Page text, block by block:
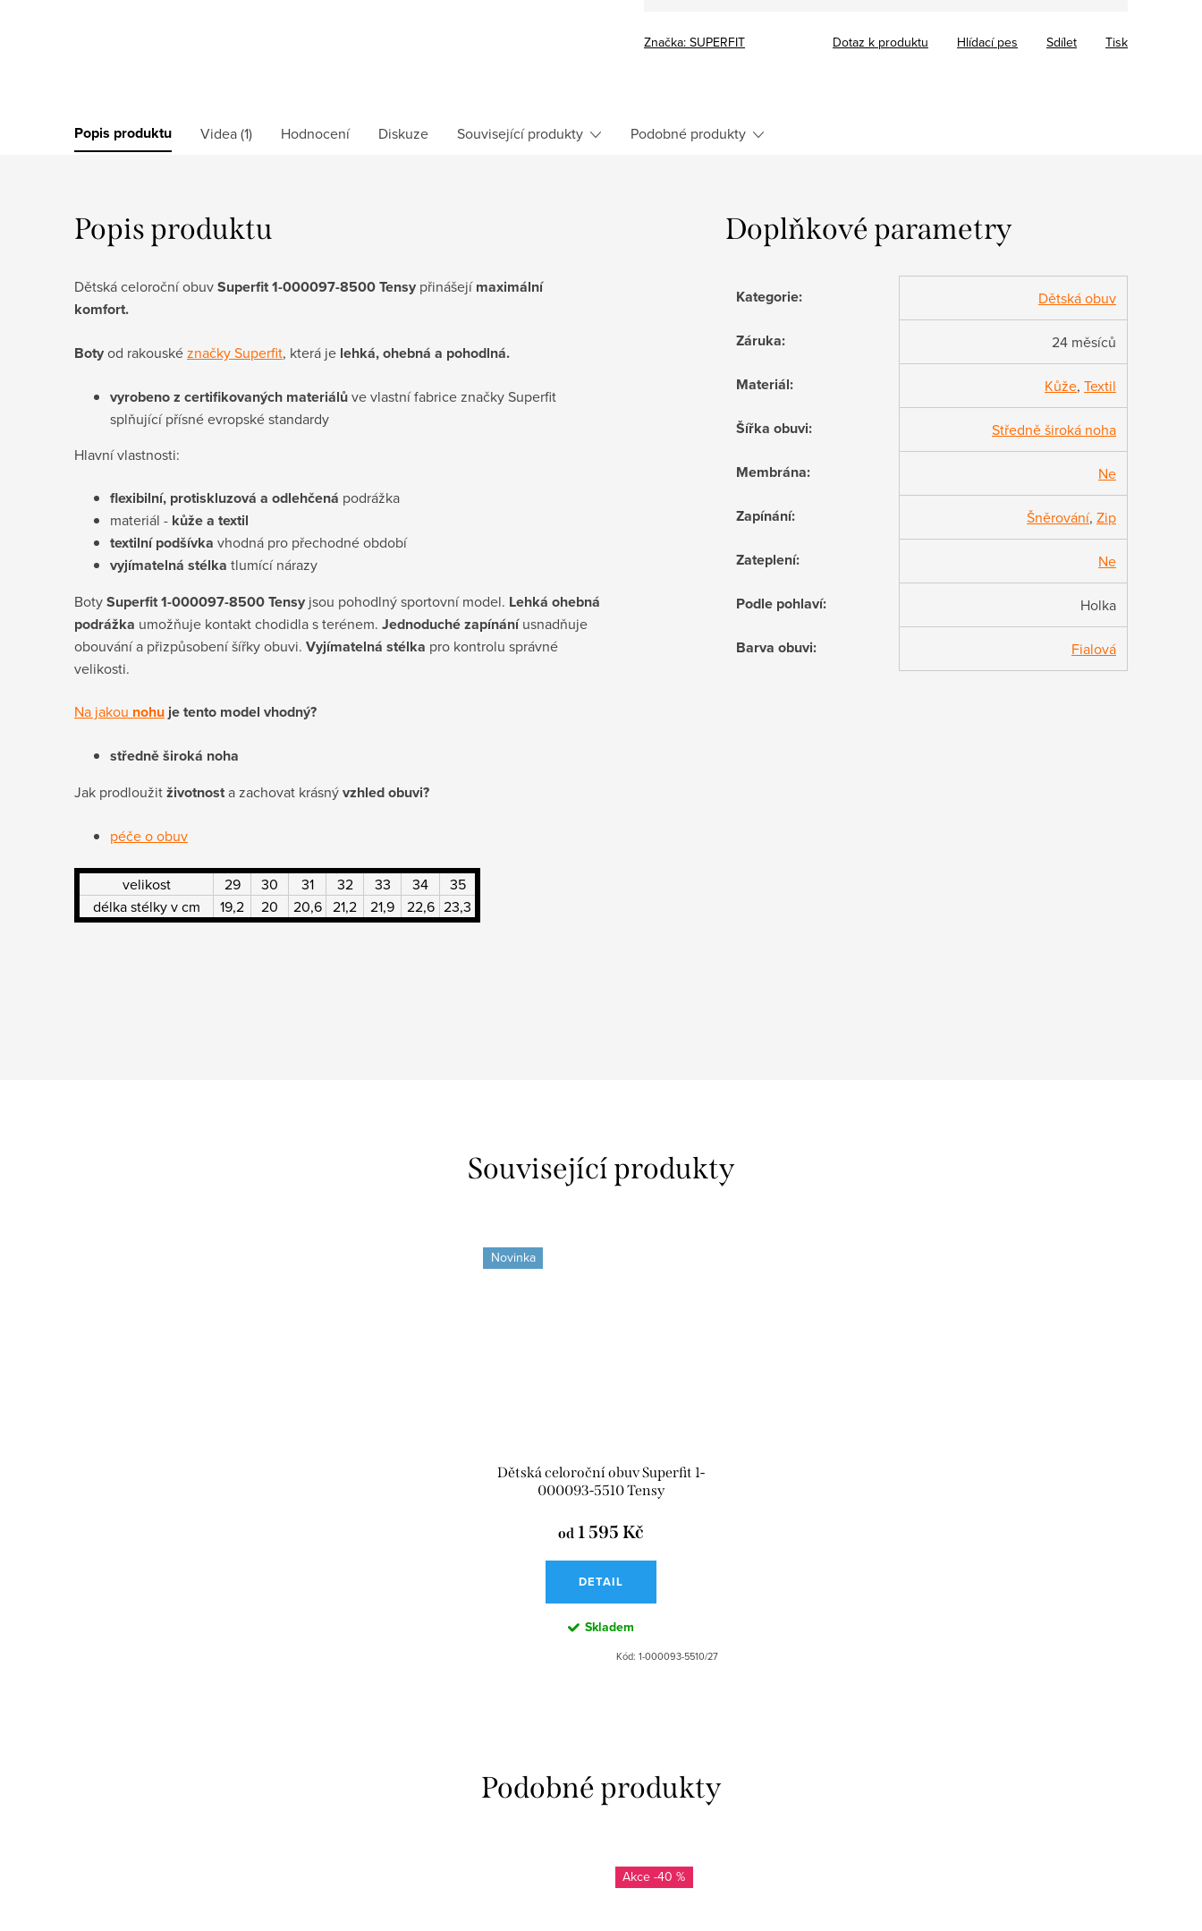
Značka: SUPERFIT Tisk
Dotaz k produktu Hlídací pes Sdílet
Popis produktu Videa (1) Hodnocení Diskuze Související produkty Podobné produkty
Popis produktu
Dětská celoroční obuvSuperfit 1-000097-8500 Tensy přinášejímaximální
komfort.
Botyod rakouskéznačky Superfit, která je lehká, ohebná a pohodlná.
vyrobeno z certifikovaných materiálůve vlastní fabrice značky Superfit
splňující přísné evropské standardy
Hlavní vlastnosti:
flexibilní, protiskluzová a odlehčená podrážka
materiál - kůže a textil
textilní podšívka vhodná pro přechodné období
vyjímatelná stélka tlumící nárazy
BotySuperfit 1-000097-8500 Tensy jsou pohodlný sportovní model. Lehká ohebná
podrážka umožňuje kontakt chodidla s terénem. Jednoduché zapínáníusnadňuje
obouvání a přizpůsobení šířky obuvi. Vyjímatelná stélka pro kontrolu správné
velikosti.
Na jakou nohuje tento model vhodný?
středně široká noha
Jak prodloužitživotnosta zachovat krásnývzhled obuvi?
péče o obuv
velikost 29 30 31 32 33 34
35
délka stélky v cm
19,2 20 20,6 21,2 21,9 22,6 23,3
Doplňkové parametry
Kategorie: Dětská obuv
Záruka: 24 měsíců
Materiál: Kůže, Textil
Šířka obuvi: Středně široká noha
Membrána: Ne
Zapínání: Šněrování, Zip
Zateplení: Ne
Podle pohlaví: Holka
Barva obuvi: Fialová
Související produkty
Novinka
Dětská celoroční obuv Superfit 1-
000093-5510 Tensy
od 1 595 Kč
DETAIL
Skladem
Kód: 1-000093-5510/27
-40 %